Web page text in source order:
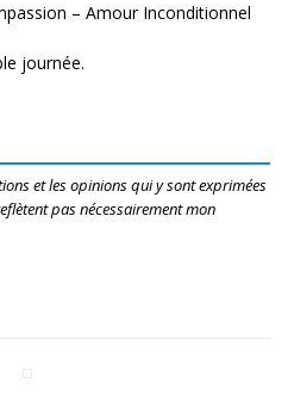
– Amour Inconditionnel
journée.
et les opinions qui y sont exprimées
pas nécessairement mon